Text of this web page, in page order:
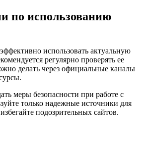
по использованию
использовать актуальную
регулярно проверять ее
делать через официальные каналы
меры безопасности при работе с
только надежные источники для
подозрительных сайтов.